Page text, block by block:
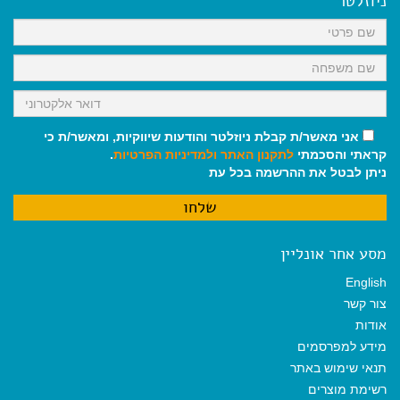
k
p
m
אני מאשר/ת קבלת ניוזלטר והודעות שיווקיות, ומאשר/ת כי
קראתי והסכמתי לתקנון האתר ולמדיניות הפרטיות.
ניתן לבטל את ההרשמה בכל עת
מסע אחר אונליין
English
צור קשר
אודות
מידע למפרסמים
תנאי שימוש באתר
רשימת מוצרים